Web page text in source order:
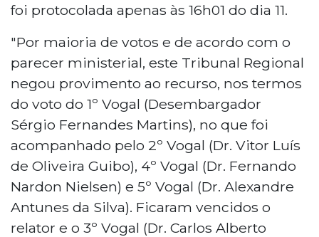
foi protocolada apenas às 16h01 do dia 11.
"Por maioria de votos e de acordo com o
parecer ministerial, este Tribunal Regional
negou provimento ao recurso, nos termos
do voto do 1º Vogal (Desembargador
Sérgio Fernandes Martins), no que foi
acompanhado pelo 2º Vogal (Dr. Vitor Luís
de Oliveira Guibo), 4º Vogal (Dr. Fernando
Nardon Nielsen) e 5º Vogal (Dr. Alexandre
Antunes da Silva). Ficaram vencidos o
relator e o 3º Vogal (Dr. Carlos Alberto